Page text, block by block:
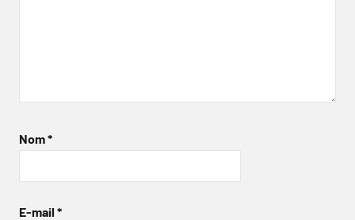
Nom*
E-mail *